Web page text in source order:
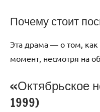
Почему стоит
Эта драма — о том,
момент, несмотря на
«Октябрьское
1999)